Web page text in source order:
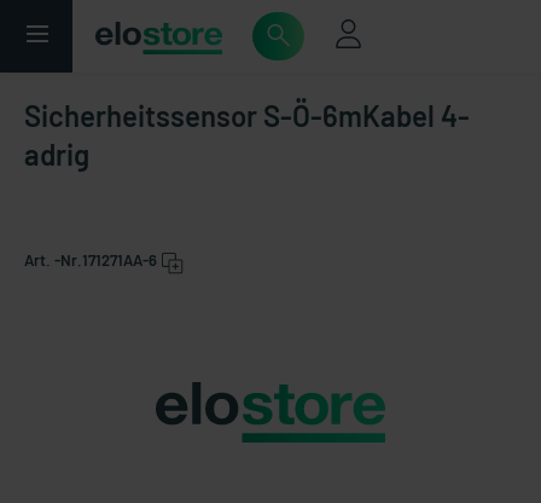
Sicherheitssensor S-Ö-6mKabel 4-
adrig
Art. -Nr. 171271AA-6